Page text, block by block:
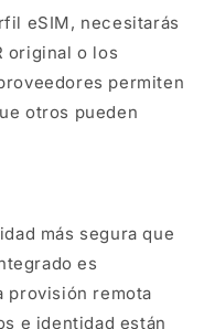
eSIM, necesitarás
original o los
permiten
otros pueden
más segura que
es
provisión remota
e identidad están